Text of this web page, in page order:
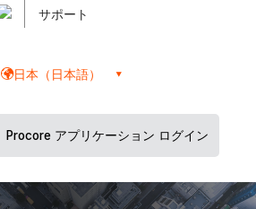
サポート
日本（日本語）
Procore アプリケーション ログイン